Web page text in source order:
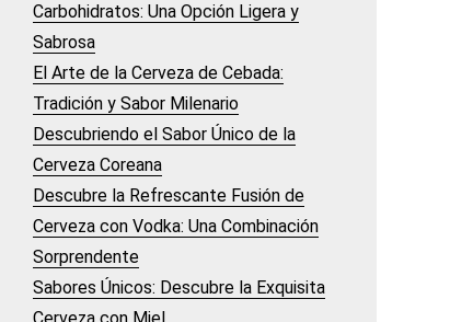
Carbohidratos: Una Opción Ligera y
Sabrosa
El Arte de la Cerveza de Cebada:
Tradición y Sabor Milenario
Descubriendo el Sabor Único de la
Cerveza Coreana
Descubre la Refrescante Fusión de
Cerveza con Vodka: Una Combinación
Sorprendente
Sabores Únicos: Descubre la Exquisita